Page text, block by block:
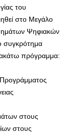
του
στο Μεγάλο
Ψηφιακών
συγκρότημα
πρόγραμμα:
στους
στους